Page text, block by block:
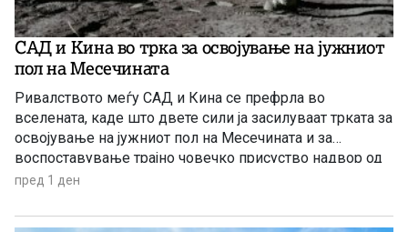
САД и Кина во трка за освојување на јужниот
пол на Месечината
Ривалството меѓу САД и Кина се префрла во
вселената, каде што двете сили ја засилуваат трката за
освојување на јужниот пол на Месечината и за
воспоставување трајно човечко присуство надвор од
Земјата.
пред 1 ден